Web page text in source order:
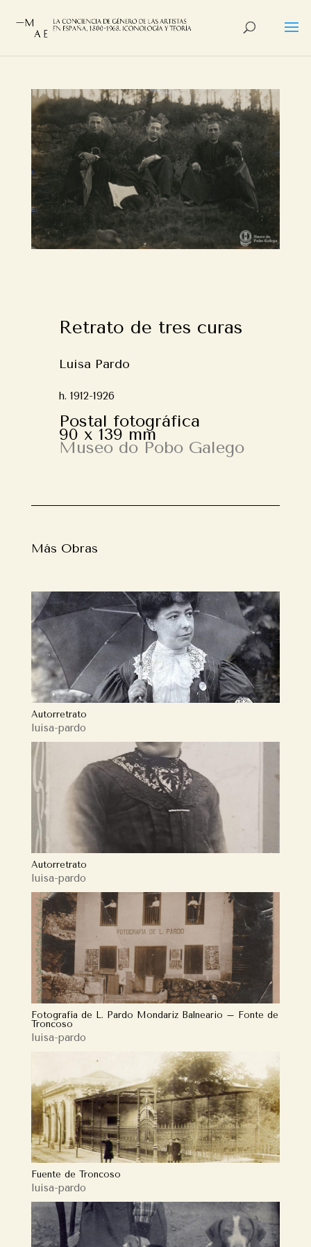
Retrato de tres curas
Luisa Pardo
h. 1912-1926
Postal fotográfica
90 x 139 mm
Museo do Pobo Galego
Más Obras
Autorretrato
luisa-pardo
Autorretrato
luisa-pardo
Fotografía de L. Pardo Mondariz Balneario – Fonte de
Troncoso
luisa-pardo
Fuente de Troncoso
luisa-pardo